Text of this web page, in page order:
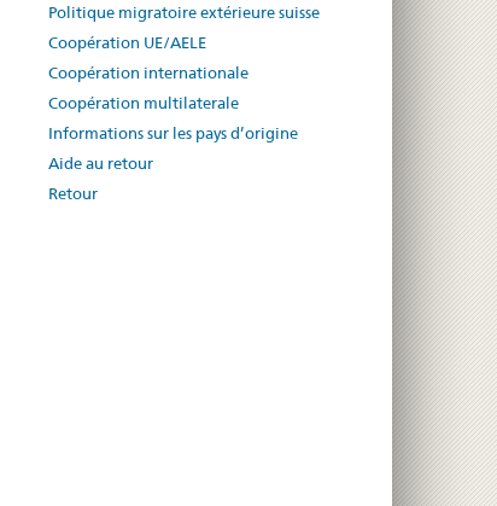
Politique migratoire extérieure suisse
Coopération UE/AELE
Coopération internationale
Coopération multilaterale
Informations sur les pays d’origine
Aide au retour
Retour